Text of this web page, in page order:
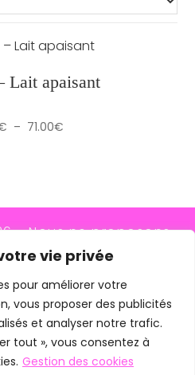
vie privée
pour améliorer votre
vous proposer des publicités
et analyser notre trafic.
tout », vous consentez à
Gestion des cookies
- Nous ne proposons
Colis (placés en
le 10/03/26, ils
depuis le
avec
merci de me
Lait apaisant
– 71.00€